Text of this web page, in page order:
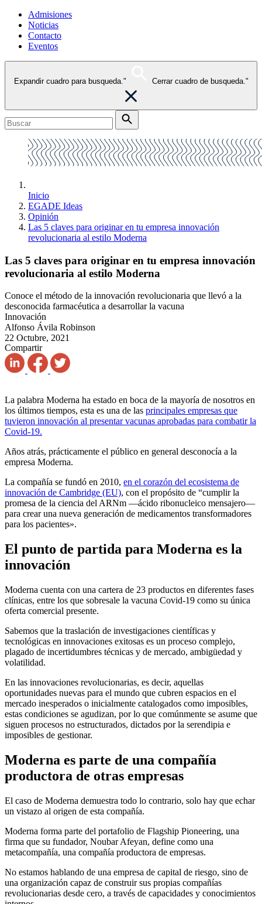
Admisiones
Noticias
Contacto
Eventos
Expandir cuadro para busqueda." Cerrar cuadro de busqueda."
Inicio
EGADE Ideas
Opinión
Las 5 claves para originar en tu empresa innovación
revolucionaria al estilo Moderna
Las 5 claves para originar en tu empresa innovación
revolucionaria al estilo Moderna
Conoce el método de la innovación revolucionaria que llevó a la
desconocida farmacéutica a desarrollar la vacuna
Innovación
Alfonso Ávila Robinson
22 Octubre, 2021
Compartir
La palabra Moderna ha estado en boca de la mayoría de nosotros en
los últimos tiempos, esta es una de las principales empresas que
tuvieron innovación al presentar vacunas aprobadas para combatir la
Covid-19.
Años atrás, prácticamente el público en general desconocía a la
empresa Moderna.
La compañía se fundó en 2010, en el corazón del ecosistema de
innovación de Cambridge (EU), con el propósito de “cumplir la
promesa de la ciencia del ARNm —ácido ribonucleico mensajero—
para crear una nueva generación de medicamentos transformadores
para los pacientes».
El punto de partida para Moderna es la
innovación
Moderna cuenta con una cartera de 23 productos en diferentes fases
clínicas, entre los que sobresale la vacuna Covid-19 como su única
oferta comercial presente.
Sabemos que la traslación de investigaciones científicas y
tecnológicas en innovaciones exitosas es un proceso complejo,
plagado de incertidumbres técnicas y de mercado, ambigüedad y
volatilidad.
En las innovaciones revolucionarias, es decir, aquellas
oportunidades nuevas para el mundo que cubren espacios en el
mercado inesperados o inicialmente catalogados como imposibles,
estas condiciones se agudizan, por lo que comúnmente se asume que
siguen procesos no estructurados, dictados por la serendipia e
imposibles de gestionar.
Moderna es parte de una compañía
productora de otras empresas
El caso de Moderna demuestra todo lo contrario, solo hay que echar
un vistazo al origen de esta compañía.
Moderna forma parte del portafolio de Flagship Pioneering, una
firma que su fundador, Noubar Afeyan, define como una
metacompañía, una compañía productora de empresas.
No estamos hablando de una empresa de capital de riesgo, sino de
una organización capaz de construir sus propias compañías
revolucionarias desde cero, a través de capacidades y conocimientos